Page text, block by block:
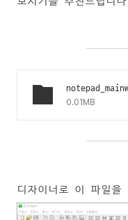
0.01MB
디자이너로 이 파일을